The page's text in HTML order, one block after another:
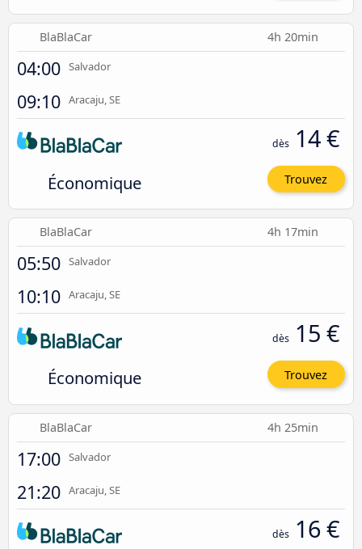
BlaBlaCar 4h 20min
04:00 Salvador
09:10 Aracaju, SE
Économique
dès 14 €
Trouvez
BlaBlaCar 4h 17min
05:50 Salvador
10:10 Aracaju, SE
Économique
dès 15 €
Trouvez
BlaBlaCar 4h 25min
17:00 Salvador
21:20 Aracaju, SE
dès 16 €